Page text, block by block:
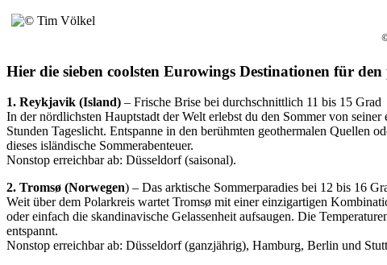
Hier die sieben coolsten Eurowings Destinationen für
1. Reykjavik (Island) – Frische Brise bei durchschnittlich 11 bis 15 Grad
In der nördlichsten Hauptstadt der Welt erlebst du den Sommer von
Stunden Tageslicht. Entspanne in den berühmten geothermalen Quellen
dieses isländische Sommerabenteuer.
Nonstop erreichbar ab: Düsseldorf (saisonal).
2. Tromsø (Norwegen) – Das arktische Sommerparadies bei 12 bis 16
Weit über dem Polarkreis wartet Tromsø mit einer einzigartigen
oder einfach die skandinavische Gelassenheit aufsaugen. Die
entspannt.
Nonstop erreichbar ab: Düsseldorf (ganzjährig), Hamburg, Berlin und